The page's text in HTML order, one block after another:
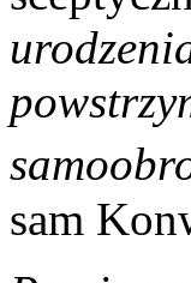
sam